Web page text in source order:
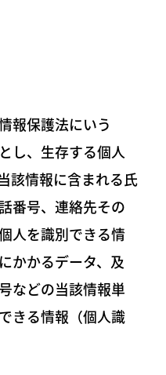
報保護法にいう
し、生存する個人
該情報に含まれる氏
番号、連絡先その
人を識別できる情
かかるデータ、及
などの当該情報単
きる情報（個人識